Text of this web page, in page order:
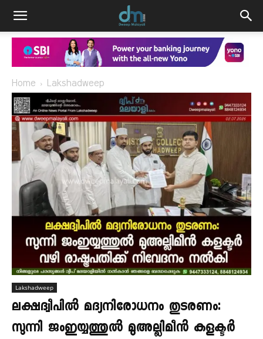
Home Lakshadweep
Lakshadweep
ലക്ഷദ്വീപിൽ മദ്യനിരോധനം തുടരണം:
സുന്നി ജംഇയ്യത്തുൽ മുഅല്ലിമീൻ കളക്ടർ